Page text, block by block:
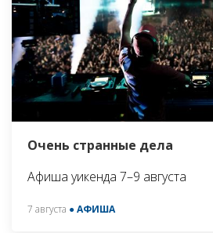
Очень странные дела
Афиша уикенда 7–9 августа
7 августа ● АФИША